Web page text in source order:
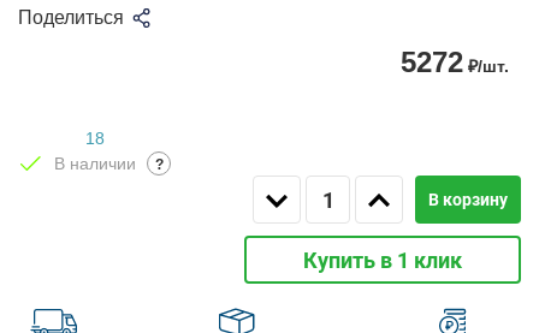
Поделиться
5272 ₽/шт.
18
В наличии
?
В корзину
Купить в 1 клик